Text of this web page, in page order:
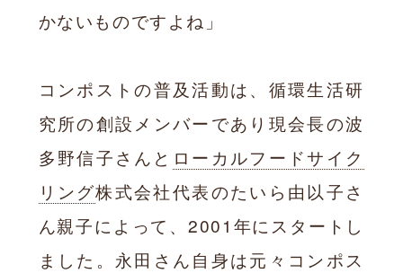
かないものですよね」
コンポストの普及活動は、循環生活研
究所の創設メンバーであり現会長の波
多野信子さんと ローカルフードサイク
リング株式会社代表のたいら由以子さ
ん親子によって、2001年にスタートし
ました。永田さん自身は元々コンポス